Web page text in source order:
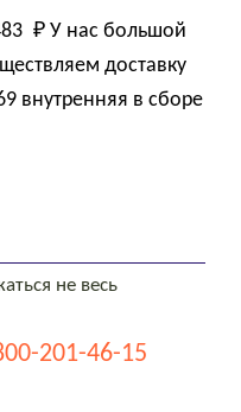
₽ У нас большой
доставку
внутренняя в сборе
не весь
201-46-15